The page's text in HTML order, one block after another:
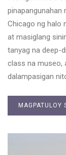
pinapangunahan
Chicago ng halo
at masiglang
tanyag na deep-
class na museo,
dalampasigan
MAGPATULOY